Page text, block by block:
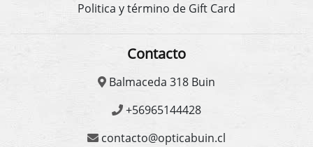
Politica y término de Gift Card
Contacto
Balmaceda 318 Buin
+56965144428
contacto@opticabuin.cl